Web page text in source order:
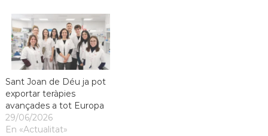
Sant Joan de Déu ja pot
exportar teràpies
avançades a tot Europa
29/06/2026
En «Actualitat»